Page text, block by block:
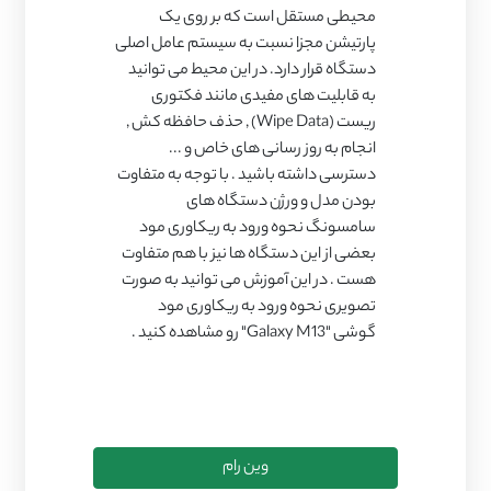
محیطی مستقل است که بر روی یک
پارتیشن مجزا نسبت به سیستم عامل اصلی
دستگاه قرار دارد. در این محیط می توانید
به قابلیت های مفیدی مانند فکتوری
ریست (Wipe Data) , حذف حافظه کش ,
انجام به روز رسانی های خاص و ...
دسترسی داشته باشید . با توجه به متفاوت
بودن مدل و ورژن دستگاه های
سامسونگ نحوه ورود به ریکاوری مود
بعضی از این دستگاه ها نیز با هم متفاوت
هست . در این آموزش می توانید به صورت
تصویری نحوه ورود به ریکاوری مود
گوشی "Galaxy M13" رو مشاهده کنید .
وین رام